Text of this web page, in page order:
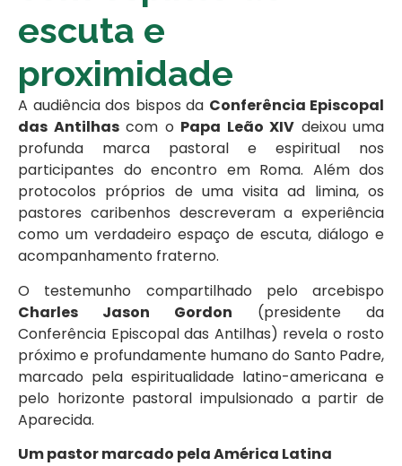
escuta e
proximidade
A audiência dos bispos da Conferência Episcopal
das Antilhascom o Papa Leão XIV deixou uma
profunda marca pastoral e espiritual nos
participantes do encontro em Roma. Além dos
protocolos próprios de uma visita ad limina, os
pastores caribenhos descreveram a experiência
como um verdadeiro espaço de escuta, diálogo e
acompanhamento fraterno.
O testemunho compartilhado pelo arcebispo
Charles Jason Gordon (presidente da
Conferência Episcopal das Antilhas) revela o rosto
próximo e profundamente humano do Santo Padre,
marcado pela espiritualidade latino-americana e
pelo horizonte pastoral impulsionado a partir de
Aparecida.
Um pastor marcado pela América Latina